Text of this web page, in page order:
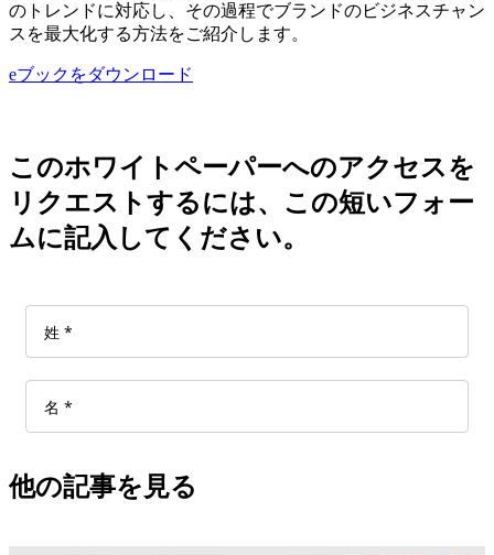
のトレンドに対応し、その過程でブランドのビジネスチャン
スを最大化する方法をご紹介します。
eブックをダウンロード
このホワイトペーパーへのアクセスを
リクエストするには、この短いフォー
ムに記入してください。
他の記事を見る